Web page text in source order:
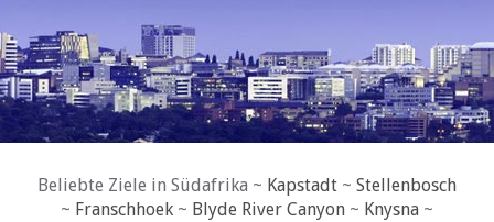
Beliebte Ziele in Südafrika ~ Kapstadt ~ Stellenbosch
~ Franschhoek ~ Blyde River Canyon ~ Knysna ~